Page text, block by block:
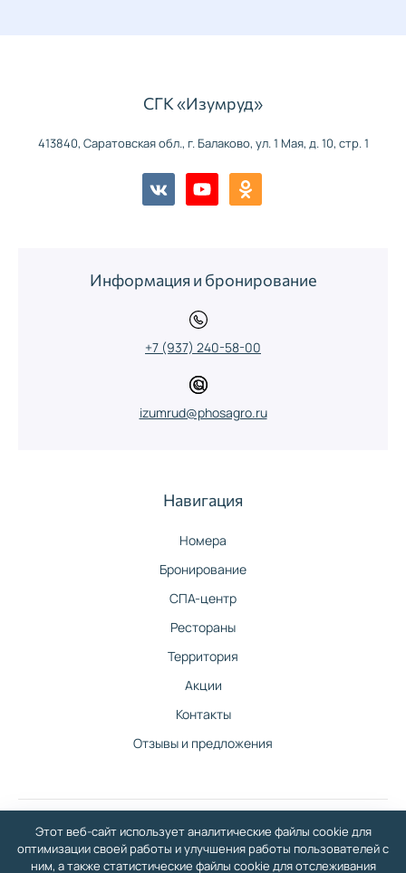
СГК «Изумруд»
413840, Саратовская обл., г. Балаково, ул. 1 Мая, д. 10, стр. 1
Информация и бронирование
+7 (937) 240-58-00
izumrud@phosagro.ru
Навигация
Номера
Бронирование
СПА-центр
Рестораны
Территория
Акции
Контакты
Отзывы и предложения
Санаторно-гостиничный комплекс Изумруд в Балаково — официальный
сайт
Этот веб-сайт использует аналитические файлы cookie для
оптимизации своей работы и улучшения работы пользователей с
ним, а также статистические файлы cookie для отслеживания